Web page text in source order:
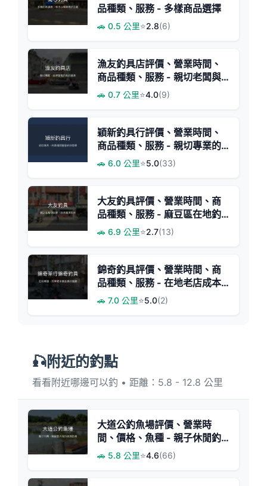
品種類、服務 - 多樣商品選擇
🚗 0.5 公里⭐2.8(6)
漁友釣具店評價、營業時間、
商品種類、服務 - 親切老闆與
經濟實惠釣具
🚗 0.7 公里⭐4.0(9)
穎新釣具行評價、營業時間、
商品種類、服務 - 親切專業的
釣具專賣
🚗 6.0 公里⭐5.0(33)
大友釣具評價、營業時間、商
品種類、服務 - 麻豆區在地釣
具店
🚗 6.9 公里⭐2.7(13)
錦奇釣具評價、營業時間、商
品種類、服務 - 在地老店成本
價出清
🚗 7.0 公里⭐5.0(2)
🎣附近的釣點
看看附近哪邊可以釣 • 距離：5.8 - 12.8 公里
大道公釣魚場評價、營業時
間、價格、魚種 - 親子休閒釣
魚好去處
🚗 5.8 公里⭐4.6(66)